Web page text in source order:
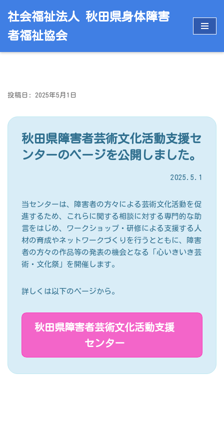
ン
テ
ス
ッ
社会福祉法人 秋田県身体障害
者福祉協会
投稿日: 2025年5月1日
秋田県障害者芸術文化活動支援セ
ンターのページを公開しました。
2025.5.1
当センターは、障害者の方々による芸術文化活動を促
進するため、これらに関する相談に対する専門的な助
言をはじめ、ワークショップ・研修による支援する人
材の育成やネットワークづくりを行うとともに、障害
者の方々の作品等の発表の機会となる「心いきいき芸
術・文化祭」を開催します。
詳しくは以下のページから。
秋田県障害者芸術文化活動支援
センター